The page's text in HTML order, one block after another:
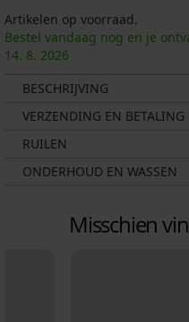
Artikelen op voorraad.
Bestel vandaag nog en je
14. 8. 2026
BESCHRIJVING
VERZENDING EN BETALING
RUILEN
ONDERHOUD EN WASSEN
Misschien